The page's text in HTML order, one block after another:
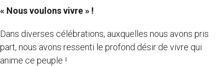
« Nous voulons vivre » !
Dans diverses célébrations, auxquelles nous avons pris
part, nous avons ressenti le profond désir de vivre qui
anime ce peuple !